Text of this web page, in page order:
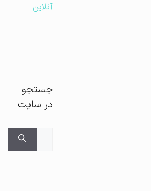
آنلاین
جستجو
در سایت